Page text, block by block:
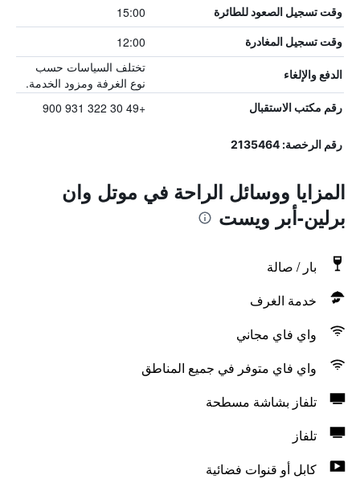
وقت تسجيل الصعود للطائرة 15:00
وقت تسجيل المغادرة 12:00
الدفع والإلغاء
تختلف السياسات حسب
نوع الغرفة ومزود الخدمة.
رقم مكتب الاستقبال +49 30 322 931 900
رقم الرخصة: 2135464
المزايا ووسائل الراحة في موتل وان
برلين-أبر ويست
بار / صالة
خدمة الغرف
واي فاي مجاني
واي فاي متوفر في جميع المناطق
تلفاز بشاشة مسطحة
تلفاز
كابل أو قنوات فضائية